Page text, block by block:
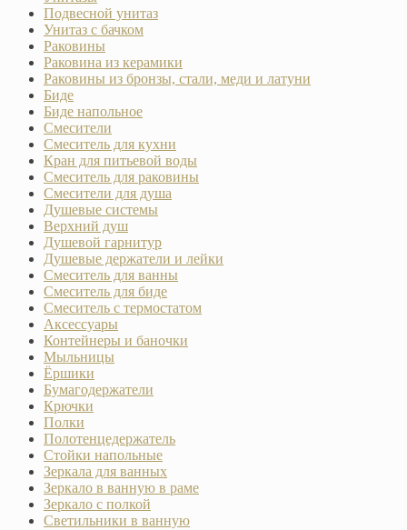
Подвесной унитаз
Унитаз с бачком
Раковины
Раковина из керамики
Раковины из бронзы, стали, меди и латуни
Биде
Биде напольное
Смесители
Смеситель для кухни
Кран для питьевой воды
Смеситель для раковины
Смесители для душа
Душевые системы
Верхний душ
Душевой гарнитур
Душевые держатели и лейки
Смеситель для ванны
Смеситель для биде
Смеситель с термостатом
Аксессуары
Контейнеры и баночки
Мыльницы
Ёршики
Бумагодержатели
Крючки
Полки
Полотенцедержатель
Стойки напольные
Зеркала для ванных
Зеркало в ванную в раме
Зеркало с полкой
Светильники в ванную